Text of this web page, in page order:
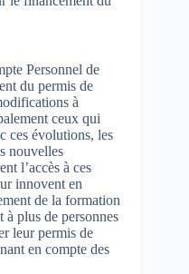
Personnel de
du permis de
à
ceux qui
ces évolutions, les
nouvelles
l’accès à ces
innovent en
de la formation
à plus de personnes
leur permis de
en compte des